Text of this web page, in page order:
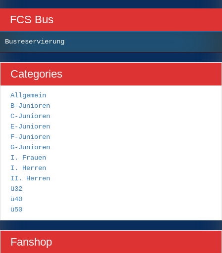
FCS Bus
Busreservierung
Categories
Allgemein
B-Junioren
C-Junioren
E-Junioren
F-Junioren
G-Junioren
I. Frauen
I. Herren
II. Herren
ü32
ü40
ü50
Fanshop